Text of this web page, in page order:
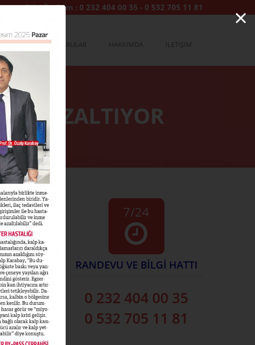
7/24 İletişim : 0 232 404 00 35 - 0 532 705 11 81
MEDYA SORULAR HAKKIMDA İLETİŞİM
AZALTIYOR
7/24
RANDEVU VE BİLGİ HATTI
0 232 404 00 35
0 532 705 11 81
×